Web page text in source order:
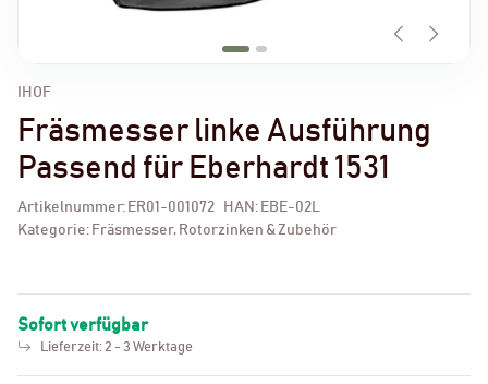
IHOF
Fräsmesser linke Ausführung
Passend für Eberhardt 1531
Artikelnummer: ER01-001072 HAN: EBE-02L
Kategorie: Fräsmesser, Rotorzinken & Zubehör
Sofort verfügbar
Lieferzeit: 2 - 3 Werktage